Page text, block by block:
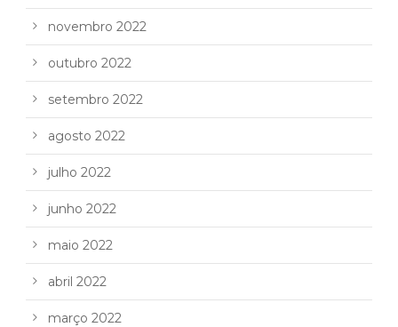
novembro 2022
outubro 2022
setembro 2022
agosto 2022
julho 2022
junho 2022
maio 2022
abril 2022
março 2022